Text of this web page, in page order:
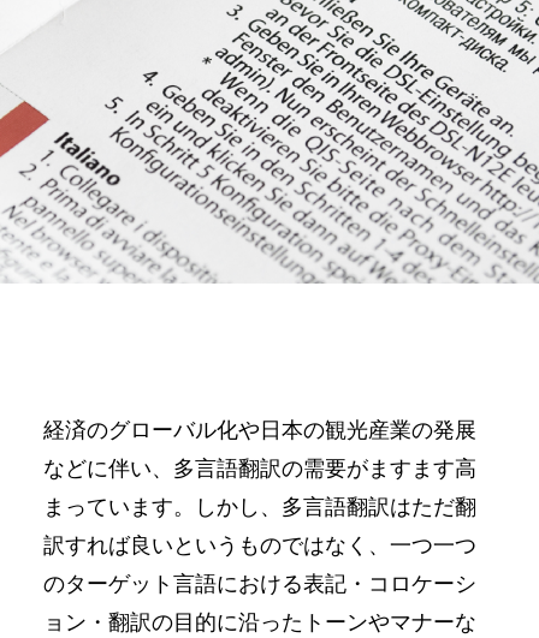
経済のグローバル化や⽇本の観光産業の発展
などに伴い、多⾔語翻訳の需要がますます⾼
まっています。しかし、多⾔語翻訳はただ翻
訳すれば良いというものではなく、⼀つ⼀つ
のターゲット⾔語における表記・コロケーシ
ョン・翻訳の⽬的に沿ったトーンやマナーな